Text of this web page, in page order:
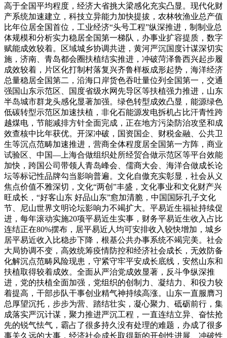
高于全国平均程度，经济大省挑大梁感化充实凸显。现代化财
产系统加速建立，科技立异能力加快提拔，农林牧渔业总产值
比年位居全国首位，工业经济“头号工程”纵深推进，制制业总
体规模和分析实力稳居全国第一梯队，办事业扩容提质，数字
赋能成效较着。区域城乡协调共进，黄河严沉国度计谋深切实
施，济南、青岛都会圈扶植结实推进，冲破菏泽鲁西兴起步履
成效较着，片区化打制村落复兴齐鲁样板成形起势，海洋经济
总量稳居全国第二，沿海口岸货色吞吐量位列全国第一，交通
强国山东示范区、国度省级水网先导区等扶植强力推进，山东
半岛城市群龙头感化显著加强。绿色转型成效凸显，能源绿色
低碳转型示范区加速扶植，非化石能源发电拆机占比汗青性跨
越煤电，节能减排方针全面完成，正在地方污染防治攻坚和成
效查核中比年获优。开深冲破，国资国企、财税金融、公共卫
生等沉点范畴加速推进，营商全体程度居全国第一方阵，商业
试验区、中国—上海合做组织处所经贸合做示范区等平台效能
加快，跨国公司带领人青岛峰会、儒商大会、海洋合做成长论
坛等标记性品牌勾当影响普遍。文化自傲充实彰显，社会从义
焦点价值不雅深切，文化“两创”丰盛，文化事业和文化财产兴
旺成长，“好客山东 好品山东”愈加清脆，中国国际孔子文化
节、尼山世界文明论坛影响力不竭扩大。平易近生福祉持续促
进，每年滚动实施20项平易近生实事，财务平易近生收入占比
连结正在80%摆布，居平易近人均可安排收入较快增加，城乡
居平易近收入比稳步下降，根基公共办事系统不竭完美。社会
大局协调不变，高效统筹疫情防控和经济社会成长，无效防备
化解沉点范畴风险现患，守紧守牢平安成长底线，安然山东和
扶植取得较着成效。全面从严治党成效显著，反斗争纵深推
进，党的扶植全面加强，党组织的创制力、凝结力、和役力较
着提高，干部步队干事创业精气神持续高涨。山东一直服膺习
总厚望沉托，步步为营、踏结壮实，凝心聚力、砥砺前行，集
成落实严沉计谋，聚力推进严沉工程，一直连结立异、奋怯抢
先的锐气怯气，霸占了很多持久没有处理的难题，办成了很多
事关久远的大事，经济社会成长取得新的开创性进展、冲破性